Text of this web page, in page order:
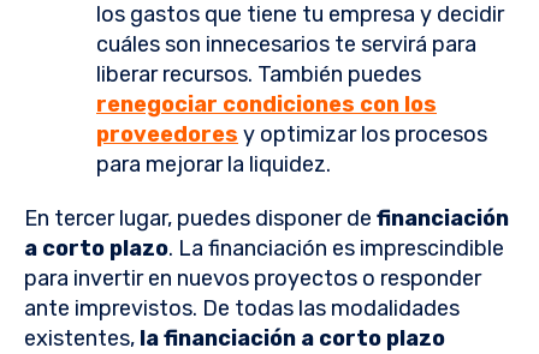
los gastos que tiene tu empresa y decidir
cuáles son innecesarios te servirá para
liberar recursos. También puedes
renegociar condiciones con los
proveedores y optimizar los procesos
para mejorar la liquidez.
En tercer lugar, puedes disponer de financiación
a corto plazo. La financiación es imprescindible
para invertir en nuevos proyectos o responder
ante imprevistos. De todas las modalidades
existentes, la financiación a corto plazo